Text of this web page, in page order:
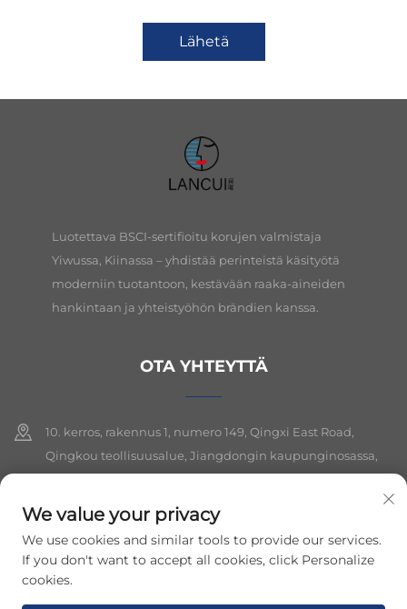
Lähetä
Luotettava BSCI-sertifioitu korujen valmistaja
Yiwussa, Kiinassa – yhdistää perinteistä käsityötä
moderniin tuotantoon, kestävään raaka-aineiden
hankintaan ja yhteistyöhön brändien kanssa.
OTA YHTEYTTÄ
10. kerros, rakennus 1, numero 149, Qingxi East Road,
Qingkou teollisuusalue, Jiangdongin kaupunginosassa,
+86-19564394943
[email protected]
We value your privacy
We use cookies and similar tools to provide our services.
If you don't want to accept all cookies, click Personalize
cookies.